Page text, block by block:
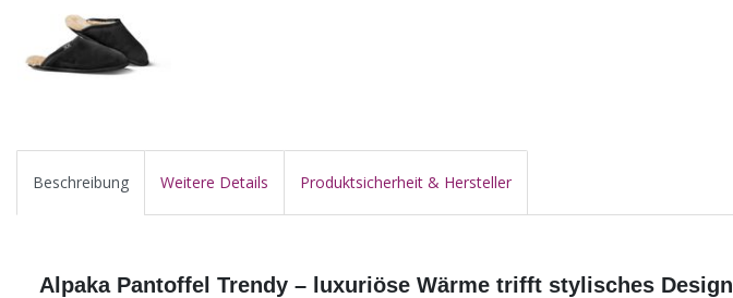
Beschreibung Weitere Details Produktsicherheit & Hersteller
Alpaka Pantoffel Trendy – luxuriöse Wärme trifft stylisches Design